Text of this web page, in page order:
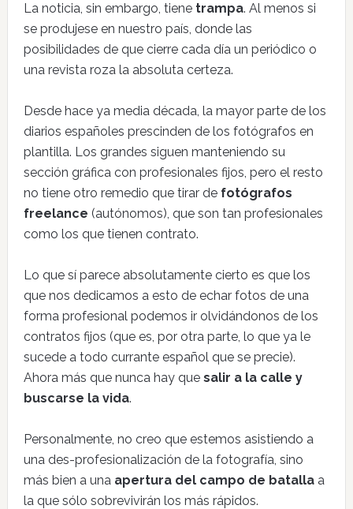
La noticia, sin embargo, tiene trampa. Al menos si
se produjese en nuestro país, donde las
posibilidades de que cierre cada día un periódico o
una revista roza la absoluta certeza.
Desde hace ya media década, la mayor parte de los
diarios españoles prescinden de los fotógrafos en
plantilla. Los grandes siguen manteniendo su
sección gráfica con profesionales fijos, pero el resto
no tiene otro remedio que tirar de fotógrafos
freelance (autónomos), que son tan profesionales
como los que tienen contrato.
Lo que sí parece absolutamente cierto es que los
que nos dedicamos a esto de echar fotos de una
forma profesional podemos ir olvidándonos de los
contratos fijos (que es, por otra parte, lo que ya le
sucede a todo currante español que se precie).
Ahora más que nunca hay que salir a la calle y
buscarse la vida.
Personalmente, no creo que estemos asistiendo a
una des-profesionalización de la fotografía, sino
más bien a una apertura del campo de batallaa
la que sólo sobrevivirán los más rápidos.